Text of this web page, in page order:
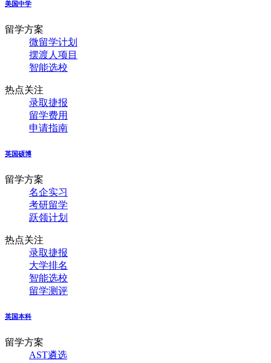
美国中学
留学方案
微留学计划
摆渡人项目
智能选校
热点关注
录取捷报
留学费用
申请指南
英国硕博
留学方案
名企实习
考研留学
跃领计划
热点关注
录取捷报
大学排名
智能选校
留学测评
英国本科
留学方案
AST遴选